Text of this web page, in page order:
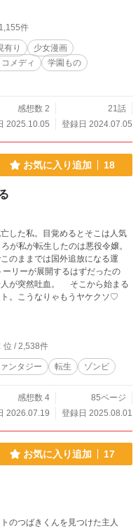
件
有り
少女漫画
メディ
学園もの
感想数 2
21話
2025.10.05
登録日 2024.07.05
お気に入り追加 18
した私。目覚めるとそこは人気
私が転生したのは悪役令嬢。
のままでは国外追放になる運
人が突然吐血。 そこから始まる
。こうなりゃもうヤケクソ♡
位 / 2,538件
ンタジー 転生 ゾンビ
感想数 4
85ページ
2026.07.19
登録日 2025.08.01
お気に入り追加 17
のつばきくんを見つけた主人